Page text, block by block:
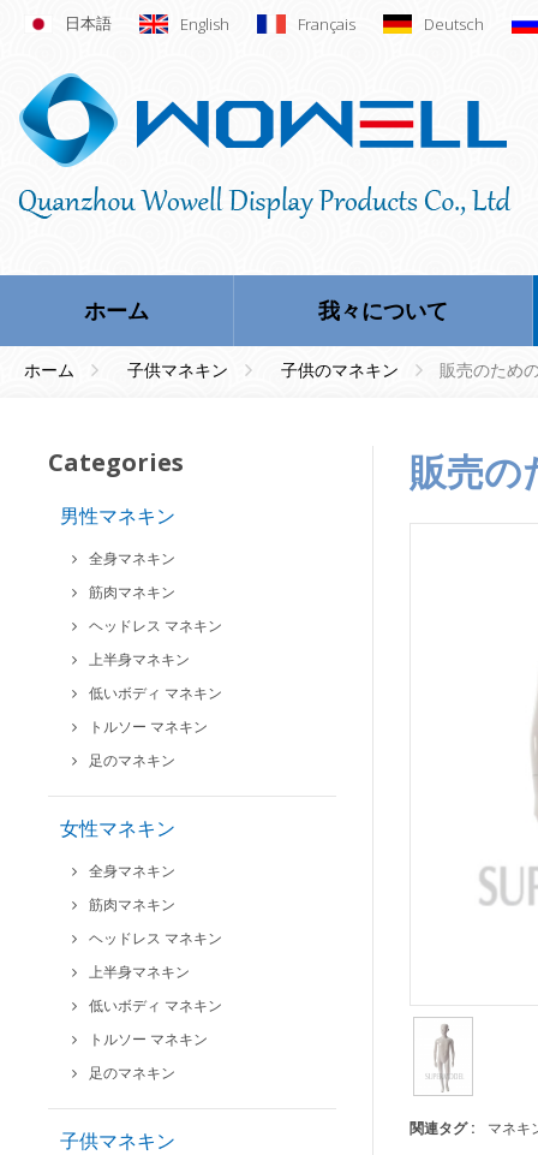
日本語 English Français Deutsch
ホーム 我々について
ホーム 子供マネキン 子供のマネキン 販売のため
Categories
男性マネキン
全身マネキン
筋肉マネキン
ヘッドレス マネキン
上半身マネキン
低いボディ マネキン
トルソー マネキン
足のマネキン
女性マネキン
全身マネキン
筋肉マネキン
ヘッドレス マネキン
上半身マネキン
低いボディ マネキン
トルソー マネキン
足のマネキン
子供マネキン
販売
関連タグ : マネキ